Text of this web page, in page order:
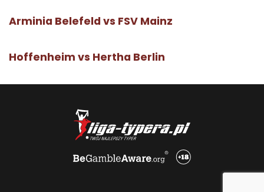
Arminia Belefeld vs FSV Mainz
Hoffenheim vs Hertha Berlin